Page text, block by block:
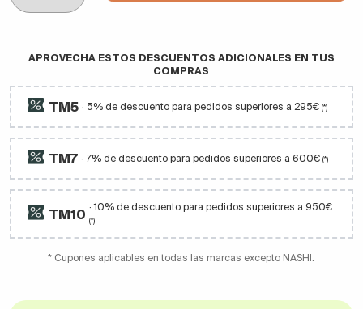
APROVECHA ESTOS DESCUENTOS ADICIONALES EN TUS
COMPRAS
TM5 · 5% de descuento para pedidos superiores a 295€ (*)
TM7 · 7% de descuento para pedidos superiores a 600€ (*)
TM10 · 10% de descuento para pedidos superiores a 950€
(*)
* Cupones aplicables en todas las marcas excepto NASHI.